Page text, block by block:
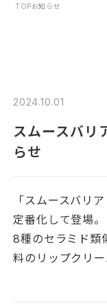
TOPお知らせ
2024.10.01
スムースバリ
らせ
「スムースバリ
定番化して登場。
8種のセラミド類
料のリップクリー